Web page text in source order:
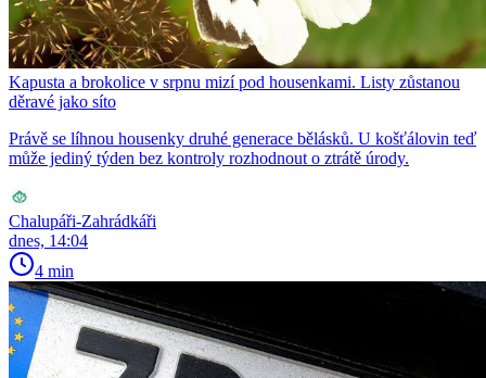
Kapusta a brokolice v srpnu mizí pod housenkami. Listy zůstanou
děravé jako síto
Právě se líhnou housenky druhé generace bělásků. U košťálovin teď
může jediný týden bez kontroly rozhodnout o ztrátě úrody.
Chalupáři-Zahrádkáři
dnes, 14:04
4 min